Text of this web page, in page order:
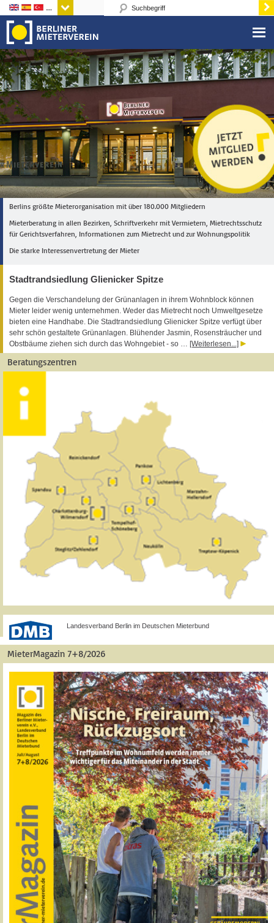
Sprachen
Berlins größte Mieterorganisation mit über 180.000 Mitgliedern
Mieterberatung in allen Bezirken, Schriftverkehr mit Vermietern, Mietrechtsschutz
für Gerichtsverfahren, Informationen zum Mietrecht und zur Wohnungspolitik
Die starke Interessenvertretung der Mieter
Stadtrandsiedlung Glienicker Spitze
Gegen die Verschandelung der Grünanlagen in ihrem Wohnblock können
Mieter leider wenig unternehmen. Weder das Mietrecht noch Umweltgesetze
bieten eine Handhabe. Die Stadtrandsiedlung Glienicker Spitze verfügt über
sehr schön gestaltete Grünanlagen. Blühender Jasmin, Rosensträucher und
Obstbäume ziehen sich durch das Wohngebiet - so … [Weiterlesen...]
Beratungszentren
Landesverband Berlin im Deutschen Mieterbund
MieterMagazin 7+8/2026